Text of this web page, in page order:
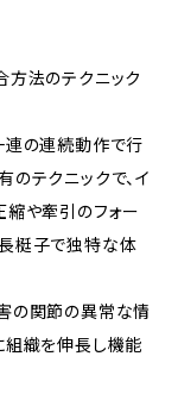
方法のテクニック
連の連続動作で行
テクニックで、イ
縮や牽引のフォー
梃子で独特な体
の関節の異常な情
組織を伸長し機能